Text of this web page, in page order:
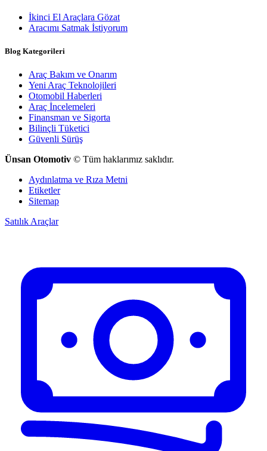
İkinci El Araçlara Gözat
Aracımı Satmak İstiyorum
Blog Kategorileri
Araç Bakım ve Onarım
Yeni Araç Teknolojileri
Otomobil Haberleri
Araç İncelemeleri
Finansman ve Sigorta
Bilinçli Tüketici
Güvenli Sürüş
Ünsan Otomotiv © Tüm haklarımız saklıdır.
Aydınlatma ve Rıza Metni
Etiketler
Sitemap
Satılık Araçlar